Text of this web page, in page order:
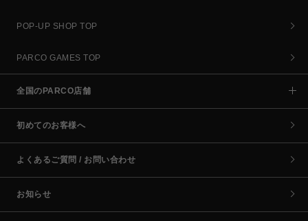
POP-UP SHOP TOP
PARCO GAMES TOP
全国のPARCO店舗
初めてのお客様へ
よくあるご質問 / お問い合わせ
お知らせ